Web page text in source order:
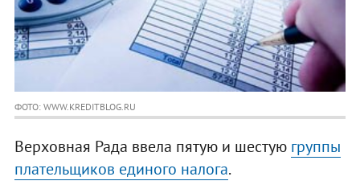
ФОТО: WWW.KREDITBLOG.RU
Верховная Рада ввела пятую и шестую группы
плательщиков единого налога.